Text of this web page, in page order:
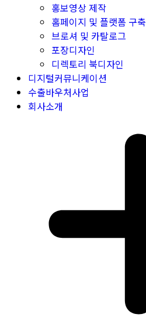
홍보영상 제작
홈페이지 및 플랫폼 구축
브로셔 및 카탈로그
포장디자인
디렉토리 북디자인
디지털커뮤니케이션
수출바우처사업
회사소개